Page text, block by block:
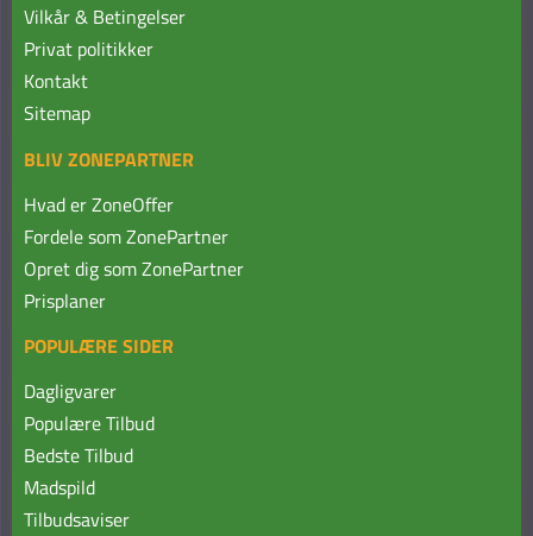
Vilkår & Betingelser
Privat politikker
Kontakt
Sitemap
BLIV ZONEPARTNER
Hvad er ZoneOffer
Fordele som ZonePartner
Opret dig som ZonePartner
Prisplaner
POPULÆRE SIDER
Dagligvarer
Populære Tilbud
Bedste Tilbud
Madspild
Tilbudsaviser